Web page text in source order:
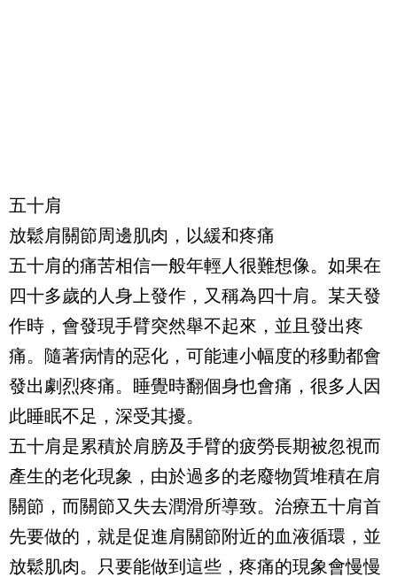
五十肩
放鬆肩關節周邊肌肉，以緩和疼痛
五十肩的痛苦相信一般年輕人很難想像。如果在
四十多歲的人身上發作，又稱為四十肩。某天發
作時，會發現手臂突然舉不起來，並且發出疼
痛。隨著病情的惡化，可能連小幅度的移動都會
發出劇烈疼痛。睡覺時翻個身也會痛，很多人因
此睡眠不足，深受其擾。
五十肩是累積於肩膀及手臂的疲勞長期被忽視而
產生的老化現象，由於過多的老廢物質堆積在肩
關節，而關節又失去潤滑所導致。治療五十肩首
先要做的，就是促進肩關節附近的血液循環，並
放鬆肌肉。只要能做到這些，疼痛的現象會慢慢